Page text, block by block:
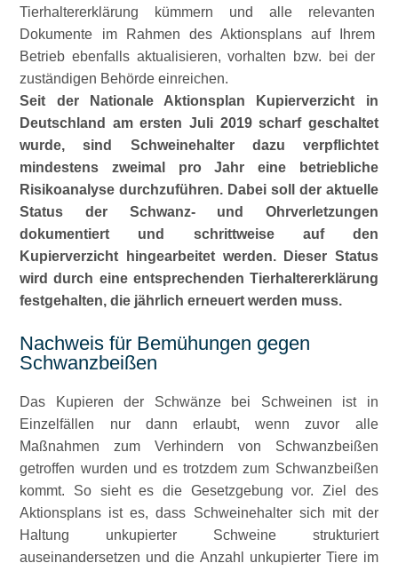
Tierhaltererklärung kümmern und alle relevanten
Dokumente im Rahmen des Aktionsplans auf Ihrem
Betrieb ebenfalls aktualisieren, vorhalten bzw. bei der
zuständigen Behörde einreichen.
Seit der Nationale Aktionsplan Kupierverzicht in
Deutschland am ersten Juli 2019 scharf geschaltet
wurde, sind Schweinehalter dazu verpflichtet
mindestens zweimal pro Jahr eine betriebliche
Risikoanalyse durchzuführen. Dabei soll der aktuelle
Status der Schwanz- und Ohrverletzungen
dokumentiert und schrittweise auf den
Kupierverzicht hingearbeitet werden. Dieser Status
wird durch eine entsprechenden Tierhaltererklärung
festgehalten, die jährlich erneuert werden muss.
Nachweis für Bemühungen gegen
Schwanzbeißen
Das Kupieren der Schwänze bei Schweinen ist in
Einzelfällen nur dann erlaubt, wenn zuvor alle
Maßnahmen zum Verhindern von Schwanzbeißen
getroffen wurden und es trotzdem zum Schwanzbeißen
kommt. So sieht es die Gesetzgebung vor. Ziel des
Aktionsplans ist es, dass Schweinehalter sich mit der
Haltung unkupierter Schweine strukturiert
auseinandersetzen und die Anzahl unkupierter Tiere im